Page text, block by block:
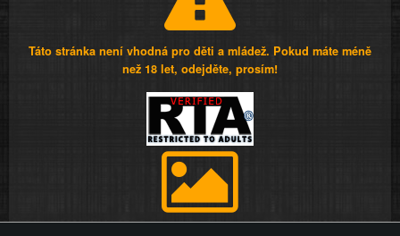
Táto stránka není vhodná pro děti a mládež. Pokud máte méně
než 18 let, odejděte, prosím!